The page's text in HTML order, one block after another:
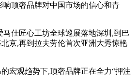
响顶奢品牌对中国市场的信心和青
马仕匠心工坊全球巡展落地深圳,到巴
京,再到拉夫劳伦首次亚洲大秀惊艳
宏观趋势下,顶奢品牌正在全力“押注